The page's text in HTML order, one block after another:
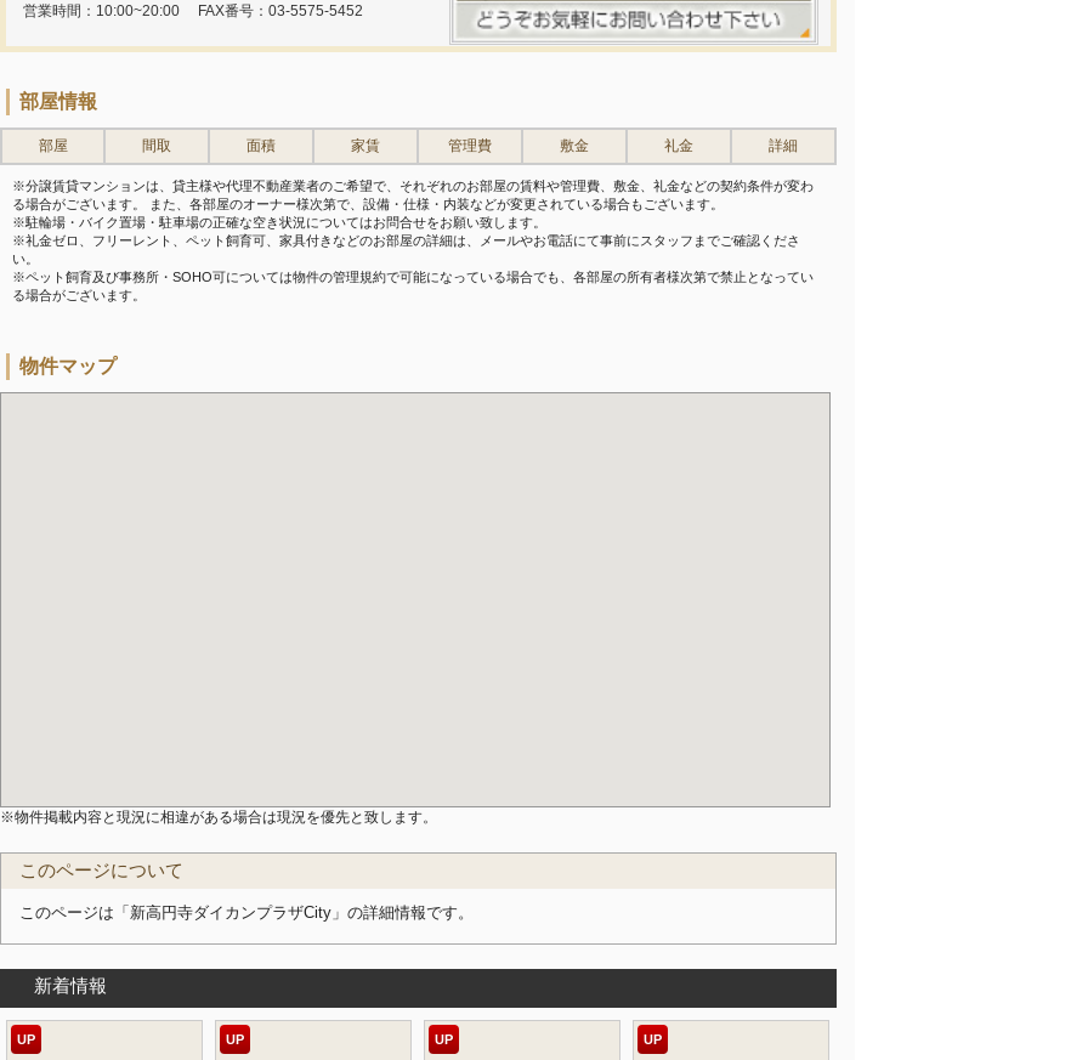
営業時間：10:00~20:00
FAX番号：03-5575-5452
部屋情報
部屋 間取 面積 家賃 管理費 敷金 礼金 詳細
※分譲賃貸マンションは、貸主様や代理不動産業者のご希望で、それぞれのお部屋の賃料や管理費、敷金、礼金などの契約条件が変わ
る場合がございます。 また、各部屋のオーナー様次第で、設備・仕様・内装などが変更されている場合もございます。
※駐輪場・バイク置場・駐車場の正確な空き状況についてはお問合せをお願い致します。
※礼金ゼロ、フリーレント、ペット飼育可、家具付きなどのお部屋の詳細は、メールやお電話にて事前にスタッフまでご確認くださ
い。
※ペット飼育及び事務所・SOHO可については物件の管理規約で可能になっている場合でも、各部屋の所有者様次第で禁止となってい
る場合がございます。
物件マップ
※物件掲載内容と現況に相違がある場合は現況を優先と致します。
このページについて
このページは「新高円寺ダイカンプラザCity」の詳細情報です。
新着情報
UP UP UP UP